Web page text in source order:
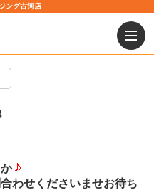
ング古河店
わせくださいませお待ち